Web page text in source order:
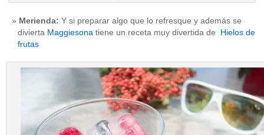
Merienda: Y si preparar algo que lo refresque y además se
divierta Maggiesona tiene un receta muy divertida de Hielos de
frutas